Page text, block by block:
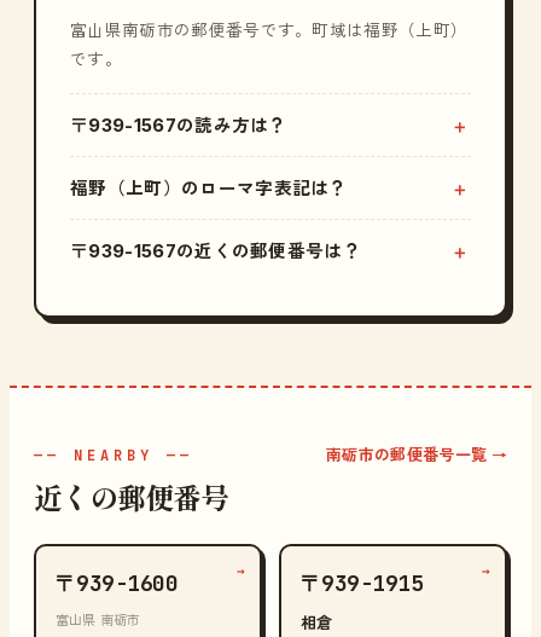
富山県南砺市の郵便番号です。町域は福野（上町）
です。
〒939-1567の読み方は？
福野（上町）のローマ字表記は？
〒939-1567の近くの郵便番号は？
—— NEARBY ——
近くの郵便番号
南砺市の郵便番号一覧 →
〒939-1600
富山県 南砺市
→ 〒939-1915
相倉
→